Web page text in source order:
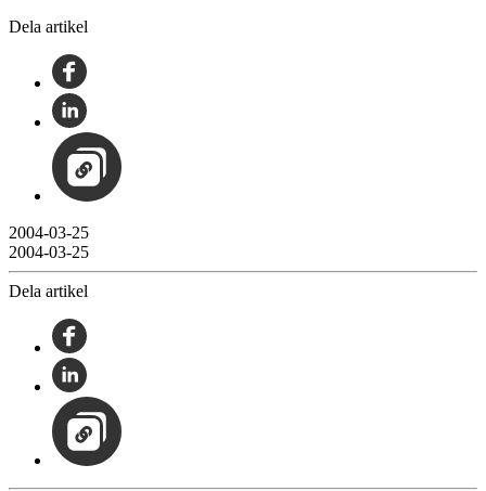
Dela artikel
2004-03-25
2004-03-25
Dela artikel